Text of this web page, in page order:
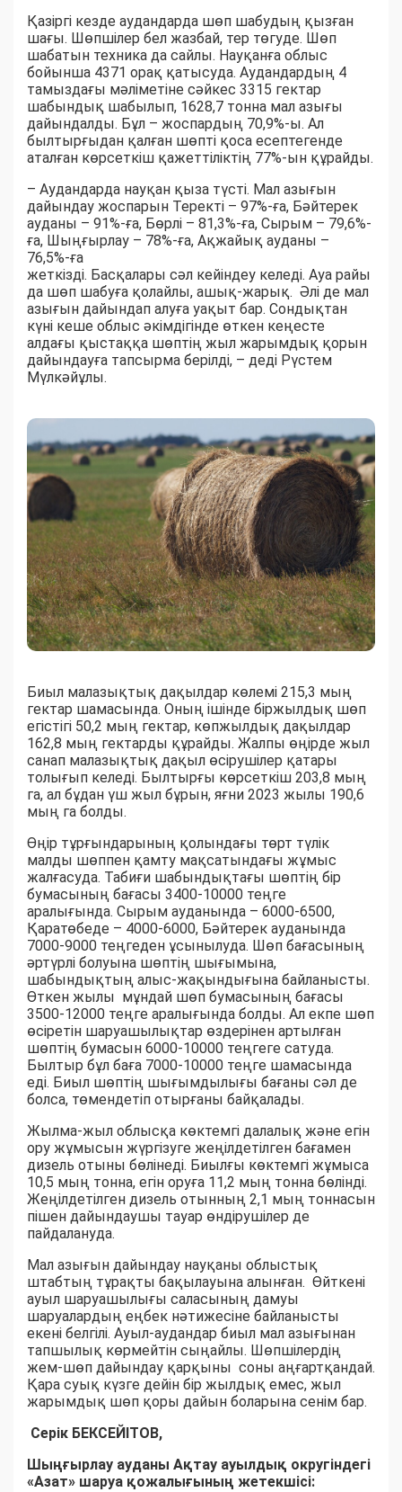
Қазіргі кезде аудандарда шөп шабудың қызған
шағы. Шөпшілер бел жазбай, тер төгуде. Шөп
шабатын техника да сайлы. Науқанға облыс
бойынша 4371 орақ қатысуда. Аудандардың 4
тамыздағы мәліметіне сәйкес 3315 гектар
шабындық шабылып, 1628,7 тонна мал азығы
дайындалды. Бұл – жоспардың 70,9%-ы. Ал
былтырғыдан қалған шөпті қоса есептегенде
аталған көрсеткіш қажеттіліктің 77%-ын құрайды.
– Аудандарда науқан қыза түсті. Мал азығын
дайындау жоспарын Теректі – 97%-ға, Бәйтерек
ауданы – 91%-ға, Бөрлі – 81,3%-ға, Сырым – 79,6%-
ға, Шыңғырлау – 78%-ға, Ақжайық ауданы –
76,5%-ға
жеткізді. Басқалары сәл кейіндеу келеді. Ауа райы
да шөп шабуға қолайлы, ашық-жарық. Әлі де мал
азығын дайындап алуға уақыт бар. Сондықтан
күні кеше облыс әкімдігінде өткен кеңесте
алдағы қыстаққа шөптің жыл жарымдық қорын
дайындауға тапсырма берілді, – деді Рүстем
Мүлкәйұлы.
Биыл малазықтық дақылдар көлемі 215,3 мың
гектар шамасында. Оның ішінде біржылдық шөп
егістігі 50,2 мың гектар, көпжылдық дақылдар
162,8 мың гектарды құрайды. Жалпы өңірде жыл
санап малазықтық дақыл өсірушілер қатары
толығып келеді. Былтырғы көрсеткіш 203,8 мың
га, ал бұдан үш жыл бұрын, яғни 2023 жылы 190,6
мың га болды.
Өңір тұрғындарының қолындағы төрт түлік
малды шөппен қамту мақсатындағы жұмыс
жалғасуда. Табиғи шабындықтағы шөптің бір
бумасының бағасы 3400-10000 теңге
аралығында. Сырым ауданында – 6000-6500,
Қаратөбеде – 4000-6000, Бәйтерек ауданында
7000-9000 теңгеден ұсынылуда. Шөп бағасының
әртүрлі болуына шөптің шығымына,
шабындықтың алыс-жақындығына байланысты.
Өткен жылы мұндай шөп бумасының бағасы
3500-12000 теңге аралығында болды. Ал екпе шөп
өсіретін шаруашылықтар өздерінен артылған
шөптің бумасын 6000-10000 теңгеге сатуда.
Былтыр бұл баға 7000-10000 теңге шамасында
еді. Биыл шөптің шығымдылығы бағаны сәл де
болса, төмендетіп отырғаны байқалады.
Жылма-жыл облысқа көктемгі далалық және егін
ору жұмысын жүргізуге жеңілдетілген бағамен
дизель отыны бөлінеді. Биылғы көктемгі жұмыса
10,5 мың тонна, егін оруға 11,2 мың тонна бөлінді.
Жеңілдетілген дизель отынның 2,1 мың тоннасын
пішен дайындаушы тауар өндірушілер де
пайдалануда.
Мал азығын дайындау науқаны облыстық
штабтың тұрақты бақылауына алынған. Өйткені
ауыл шаруашылығы саласының дамуы
шаруалардың еңбек нәтижесіне байланысты
екені белгілі. Ауыл-аудандар биыл мал азығынан
тапшылық көрмейтін сыңайлы. Шөпшілердің
жем-шөп дайындау қарқыны соны аңғартқандай.
Қара суық күзге дейін бір жылдық емес, жыл
жарымдық шөп қоры дайын боларына сенім бар.
Серік БЕКСЕЙІТОВ,
Шыңғырлау ауданы Ақтау ауылдық округіндегі
«Азат» шаруа қожалығының жетекшісі: